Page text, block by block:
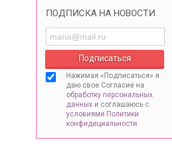
ПОДПИСКА НА НОВОСТИ
Нажимая «Подписаться» я
даю свое Согласие на
обработку персональных
данных и соглашаюсь с
условиями Политики
конфидециальности